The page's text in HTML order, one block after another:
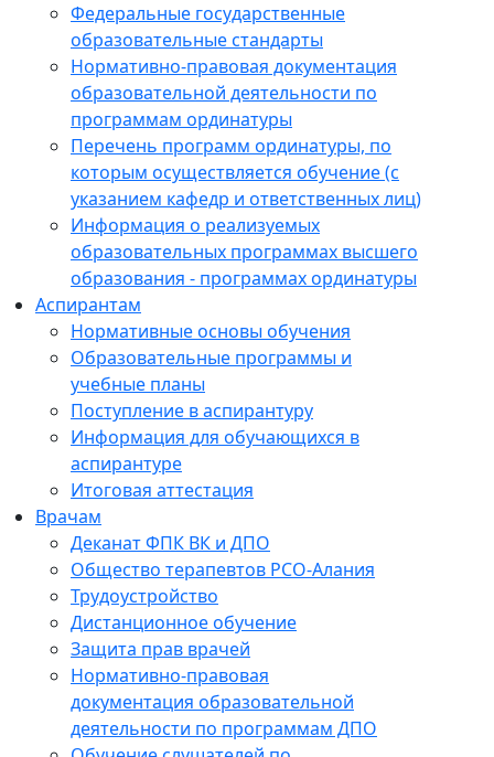
Федеральные государственные
образовательные стандарты
Нормативно-правовая документация
образовательной деятельности по
программам ординатуры
Перечень программ ординатуры, по
которым осуществляется обучение (с
указанием кафедр и ответственных лиц)
Информация о реализуемых
образовательных программах высшего
образования - программах ординатуры
Аспирантам
Нормативные основы обучения
Образовательные программы и
учебные планы
Поступление в аспирантуру
Информация для обучающихся в
аспирантуре
Итоговая аттестация
Врачам
Деканат ФПК ВК и ДПО
Общество терапевтов РСО-Алания
Трудоустройство
Дистанционное обучение
Защита прав врачей
Нормативно-правовая
документация образовательной
деятельности по программам ДПО